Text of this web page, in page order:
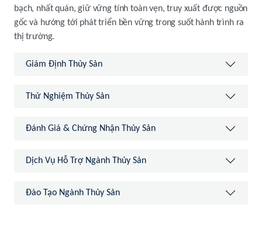
bạch, nhất quán, giữ vững tính toàn vẹn, truy xuất được nguồn
gốc và hướng tới phát triển bền vững trong suốt hành trình ra
thị trường.
Giám Định Thủy Sản
Thử Nghiệm Thủy Sản
Đánh Giá & Chứng Nhận Thủy Sản
Dịch Vụ Hỗ Trợ Ngành Thủy Sản
Đào Tạo Ngành Thủy Sản